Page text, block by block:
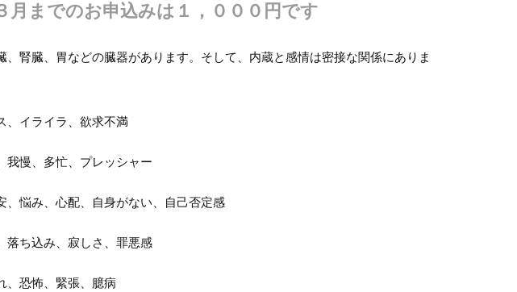
月までのお申込みは１，０００円です
、腎臓、胃などの臓器があります。そして、内蔵と感情は密接な関係にありま
、イライラ、欲求不満
慢、多忙、プレッシャー
悩み、心配、自身がない、自己否定感
ち込み、寂しさ、罪悪感
恐怖、緊張、臆病